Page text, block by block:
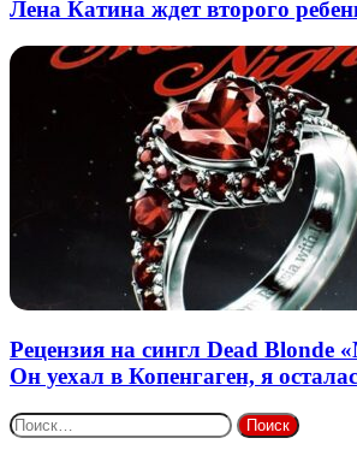
Лена Катина ждет второго
Рецензия на сингл Dead Blonde
Он уехал в Копенгаген, я
Найти: